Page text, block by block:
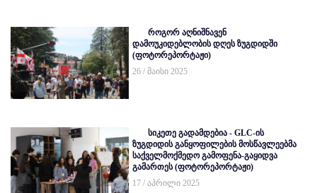
როგორ აღნიშნავენ
დამოუკიდებლობის დღეს ზუგდიდში
(ფოტორეპორტაჟი)
26 / მაისი 2025
სიკეთე გადამდებია - GLC-ის
ზუგდიდის განყოფილების მოსწავლეებმა
საქველმოქმედო გამოფენა-გაყიდვა
გამართეს (ფოტორეპორტაჟი)
17 / აპრილი 2025